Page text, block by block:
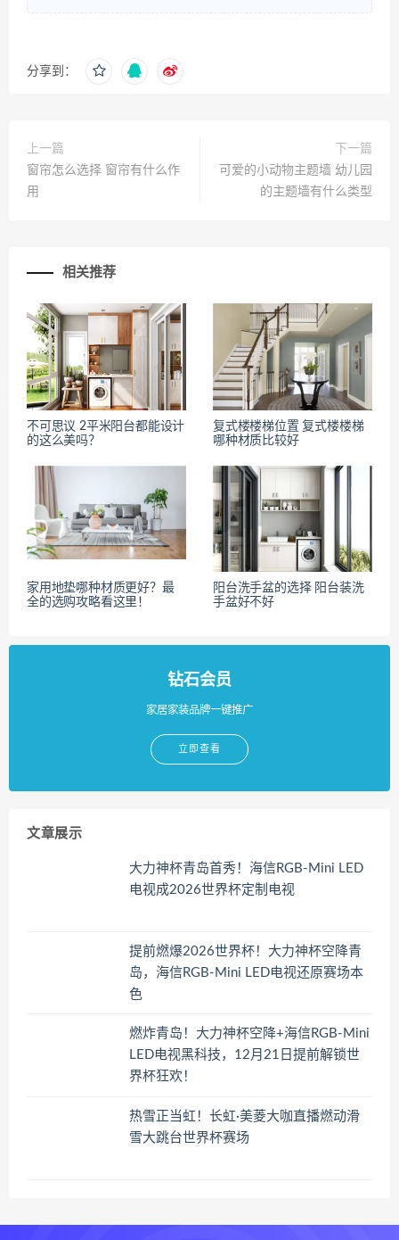
分享到：
上一篇
窗帘怎么选择 窗帘有什么作
用
下一篇
可爱的小动物主题墙 幼儿园
的主题墙有什么类型
相关推荐
不可思议 2平米阳台都能设计
的这么美吗？
复式楼楼梯位置 复式楼楼梯
哪种材质比较好
家用地垫哪种材质更好？最
全的选购攻略看这里！
阳台洗手盆的选择 阳台装洗
手盆好不好
钻石会员
家居家装品牌一键推广
立即查看
文章展示
大力神杯青岛首秀！海信RGB-Mini LED
电视成2026世界杯定制电视
提前燃爆2026世界杯！大力神杯空降青
岛，海信RGB-Mini LED电视还原赛场本
色
燃炸青岛！大力神杯空降+海信RGB-Mini
LED电视黑科技，12月21日提前解锁世
界杯狂欢！
热雪正当虹！长虹·美菱大咖直播燃动滑
雪大跳台世界杯赛场